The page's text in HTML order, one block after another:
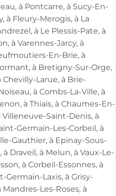
à Pontcarre, à Sucy-En-
à Fleury-Merogis, à La
à Le Plessis-Pate, à
à Varennes-Jarcy, à
En-Brie, à
à Bretigny-Sur-Orge,
Larue, à Brie-
à Combs-La-Ville, à
à Thiais, à Chaumes-En-
Villeneuve-Saint-Denis, à
Germain-Les-Corbeil, à
Gauthier, à Epinay-Sous-
Draveil, à Melun, à Vaux-Le-
à Corbeil-Essonnes, à
Germain-Laxis, à Grisy-
Les-Roses, à